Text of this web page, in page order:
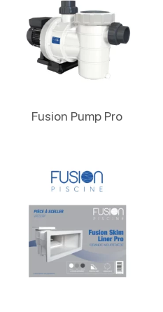
Fusion Pump Pro